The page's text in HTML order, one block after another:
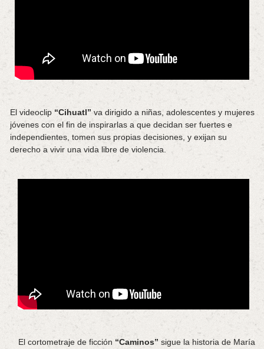
El videoclip “Cihuatl” va dirigido a niñas, adolescentes y mujeres
jóvenes con el fin de inspirarlas a que decidan ser fuertes e
independientes, tomen sus propias decisiones, y exijan su
derecho a vivir una vida libre de violencia.
El cortometraje de ficción “Caminos” sigue la historia de María